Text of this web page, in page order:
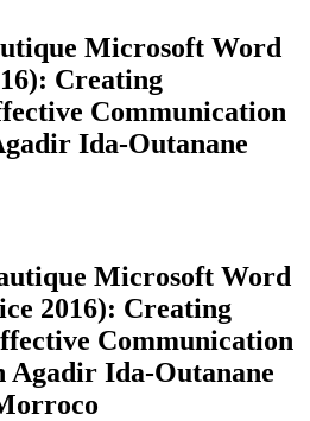
Microsoft Word
Creating
Communication
Ida-Outanane
Microsoft Word
2016): Creating
Communication
Agadir Ida-Outanane